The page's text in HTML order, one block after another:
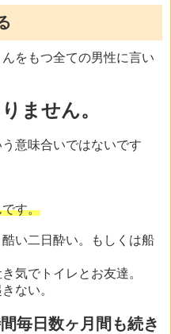
をもつ全ての男性に言い
ません。
意味合いではないです
す。
い二日酔い。もしくは船
気でトイレとお友達。
ない。
毎日数ヶ月間も続き